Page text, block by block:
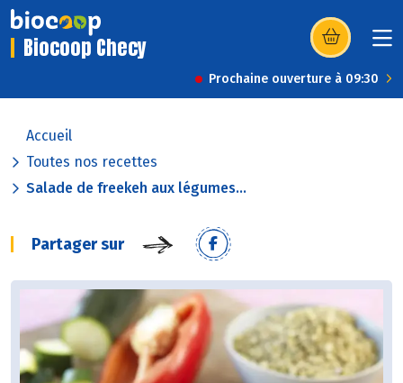
Biocoop Checy (s’ouvre dans
Prochaine ouverture à 09:30
Accueil
Toutes nos recettes
Salade de freekeh aux légumes...
Partager sur